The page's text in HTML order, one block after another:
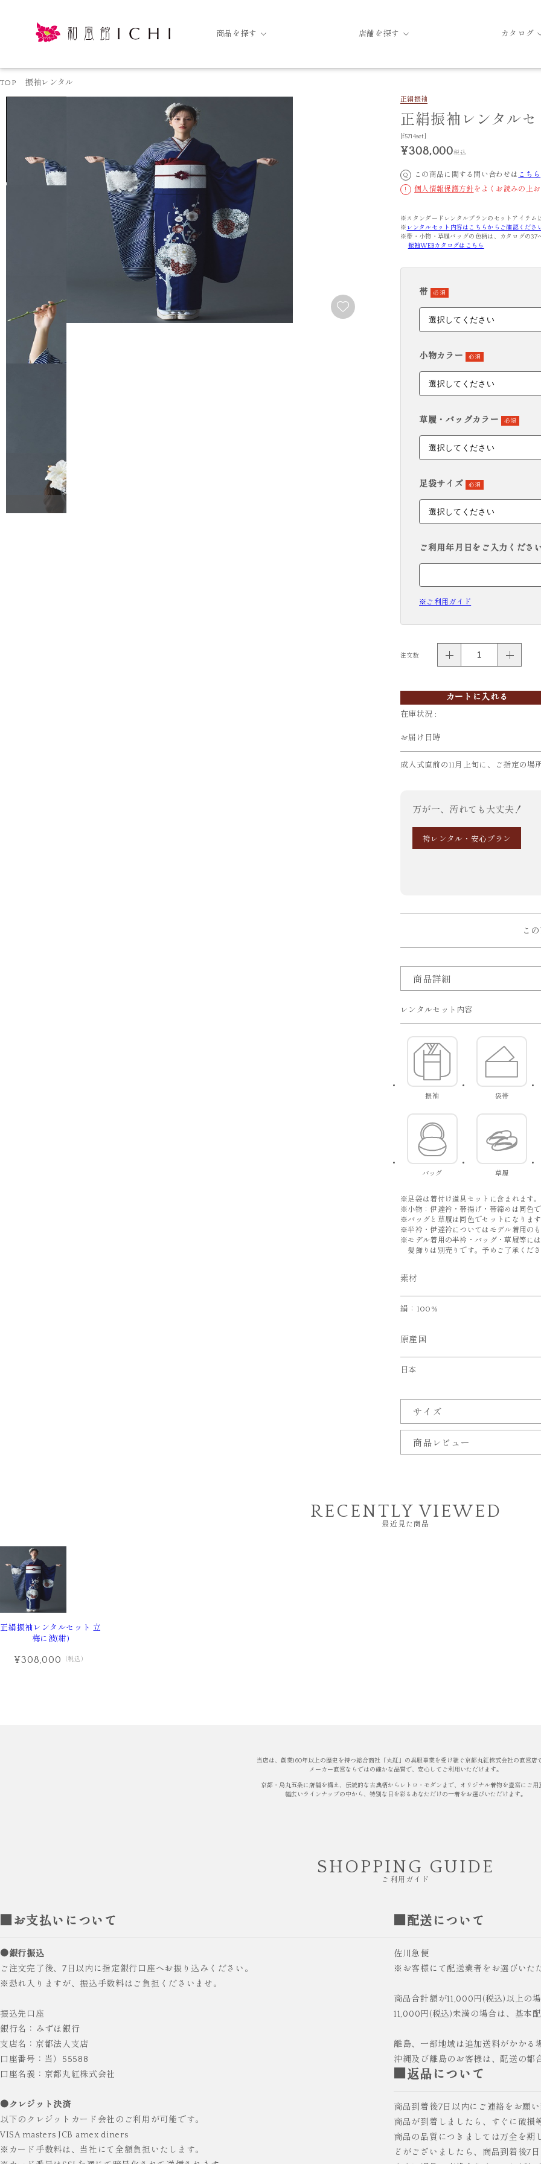
商品を探す
振袖レンタル
HAKAMA
RENTAL
袴レンタル
FURISODE
振袖
YUKATA
浴衣
店舗を探す カタログ
TOP 振袖レンタル
正絹振袖
正絹振袖レンタル
[f5714set]
¥308,000税込
Q この商品に関する問い合わせは こちら
! 個人情報保護方針をよくお読みの上
※スタンダードレンタルプランのセットアイテム
※ レンタルセット内容はこちらからご確認くださ
※帯・小物・草履バッグの色柄は、カタログの37
振袖WEBカタログはこちら
帯 必須
小物カラー 必須
草履・バッグカラー 必須
足袋サイズ 必須
ご利用年月日をご入力くださ
※ご利用ガイド
注文数
カートに入れる
在庫状況 :
お届け日時
成人式直前の11月上旬に、ご指定の場
万が一、汚れても大丈夫！
袴レンタル・安心プラン
こ
商品詳細
レンタルセット内容
振袖 袋帯
バッグ 草履
※足袋は着付け道具セットに含まれます。
※小物：伊達衿・帯揚げ・帯締めは同色で
※バッグと草履は同色でセットになります
※半衿・伊達衿についてはモデル着用の
※モデル着用の半衿・バッグ・草履等に
髪飾りは別売りです。予めご了承くださ
素材
絹：100%
原産国
日本
サイズ
商品レビュー
RECENTLY VIEWED
最近見た商品
正絹振袖レンタルセット 立
梅に波(紺)
¥308,000 （税込）
当店は、創業160年以上の歴史を持つ総合商社「丸紅」の呉服事業を受け継ぐ京都丸紅株式会社の直営店
メーカー直営ならではの確かな品質で、安心してご利用いただけます。
京都・烏丸五条に店舗を構え、伝統的な古典柄からレトロ・モダンまで、オリジナル着物を豊富にご用
幅広いラインナップの中から、特別な日を彩るあなただけの一着をお選びいただけます。
SHOPPING GUIDE
ご利用ガイド
■お支払いについて
●銀行振込
ご注文完了後、7日以内に指定銀行口座へお振り込みください。
※恐れ入りますが、振込手数料はご負担くださいませ。
振込先口座
銀行名：みずほ銀行
支店名：京都法人支店
口座番号：当）55588
口座名義：京都丸紅株式会社
●クレジット決済
以下のクレジットカード会社のご利用が可能です。
VISA masters JCB amex diners
※カード手数料は、当社にて全額負担いたします。
■配送について
佐川急便
※お客様にて配送業者をお選びいた
商品合計額が11,000円(税込)以上の
11,000円(税込)未満の場合は、基本
離島、一部地域は追加送料がかかる
沖縄及び離島のお客様は、配送の都
■返品について
商品到着後7日以内にご連絡をお願い
商品が到着しましたら、すぐに破損
商品の品質につきましては万全を期
どがございましたら、商品到着後7